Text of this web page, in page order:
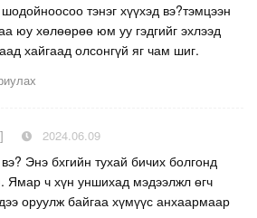
тэнэг хүүхэд вэ?тэмцээн
юу хөлөөрөө юм уу гэдгийг эхлээд
хайгаад олсонгүй яг чам шиг.
2024.06.09
Энэ бхгийн тухай бичих болгонд
Ямар ч хүн уншихад мэдээлжл өгч
оруулж байгаа хүмүүс анхаармаар